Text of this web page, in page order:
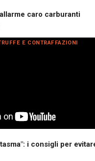
caro carburanti
i consigli per
E CONTRAFFAZIONI